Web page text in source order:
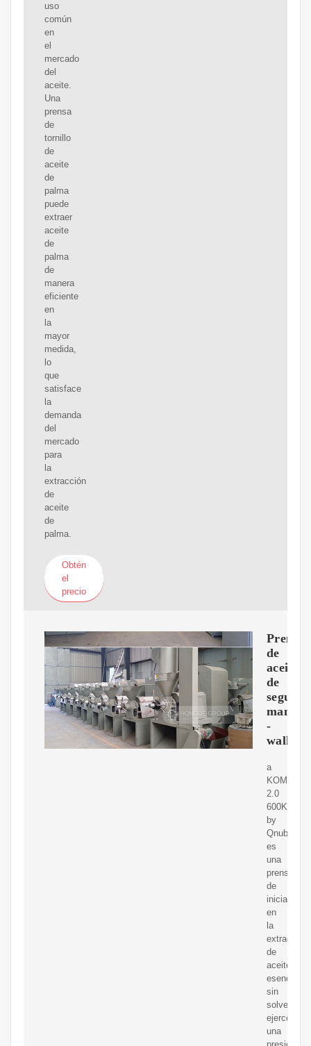
uso
común
en
el
mercado
del
aceite.
Una
prensa
de
tornillo
de
aceite
de
palma
puede
extraer
aceite
de
palma
de
manera
eficiente
en
la
mayor
medida,
lo
que
satisface
la
demanda
del
mercado
para
la
extracción
de
aceite
de
palma.
Obtén
el
precio
Prensa
de
aceite
de
mano
-
a
KOMPACT
2.0
600KG
by
Qnubu
es
una
prensa
de
iniciación
en
la
extracción
de
aceites
esenciales
sin
solventes,
ejerce
una